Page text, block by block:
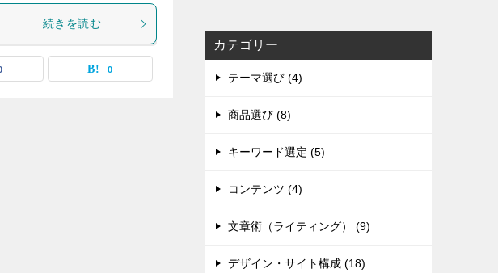
続きを読む
0
カテゴリー
テーマ選び (4)
商品選び (8)
キーワード選定 (5)
コンテンツ (4)
文章術（ライティング） (9)
デザイン・サイト構成 (18)